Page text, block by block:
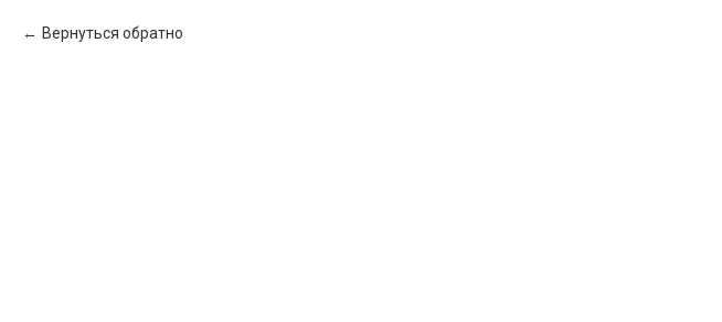
Вернуться обратно